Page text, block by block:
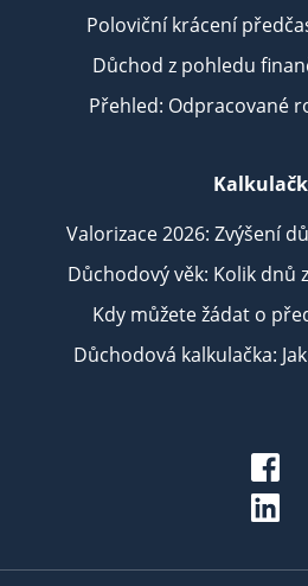
Poloviční krácení
Důchod z pohledu
Přehled: Odpracované
Valorizace 2026: Zvýšení
Důchodový věk: Kolik dnů
Kdy můžete žádat o
Důchodová kalkulačka: